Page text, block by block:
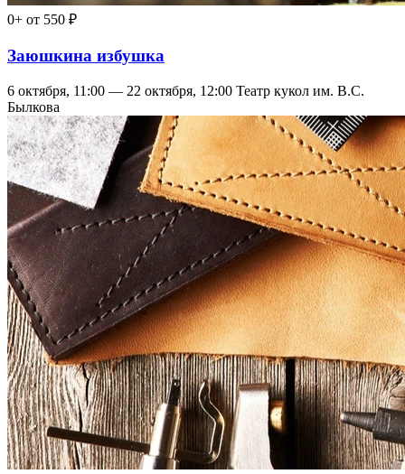
0+ от 550 ₽
Заюшкина избушка
6 октября, 11:00 — 22 октября, 12:00 Театр кукол им. В.С.
Былкова